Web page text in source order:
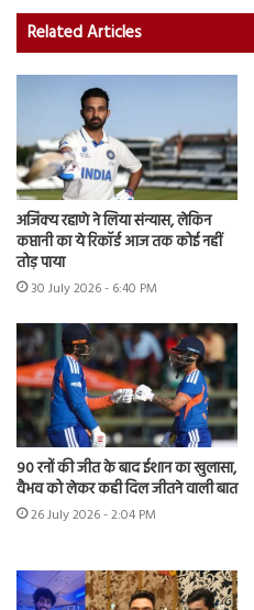
Related Articles
अजिंक्य रहाणे ने लिया संन्यास, लेकिन
कप्तानी का ये रिकॉर्ड आज तक कोई नहीं
तोड़ पाया
30 July 2026 - 6:40 PM
90 रनों की जीत के बाद ईशान का खुलासा,
वैभव को लेकर कही दिल जीतने वाली बात
26 July 2026 - 2:04 PM